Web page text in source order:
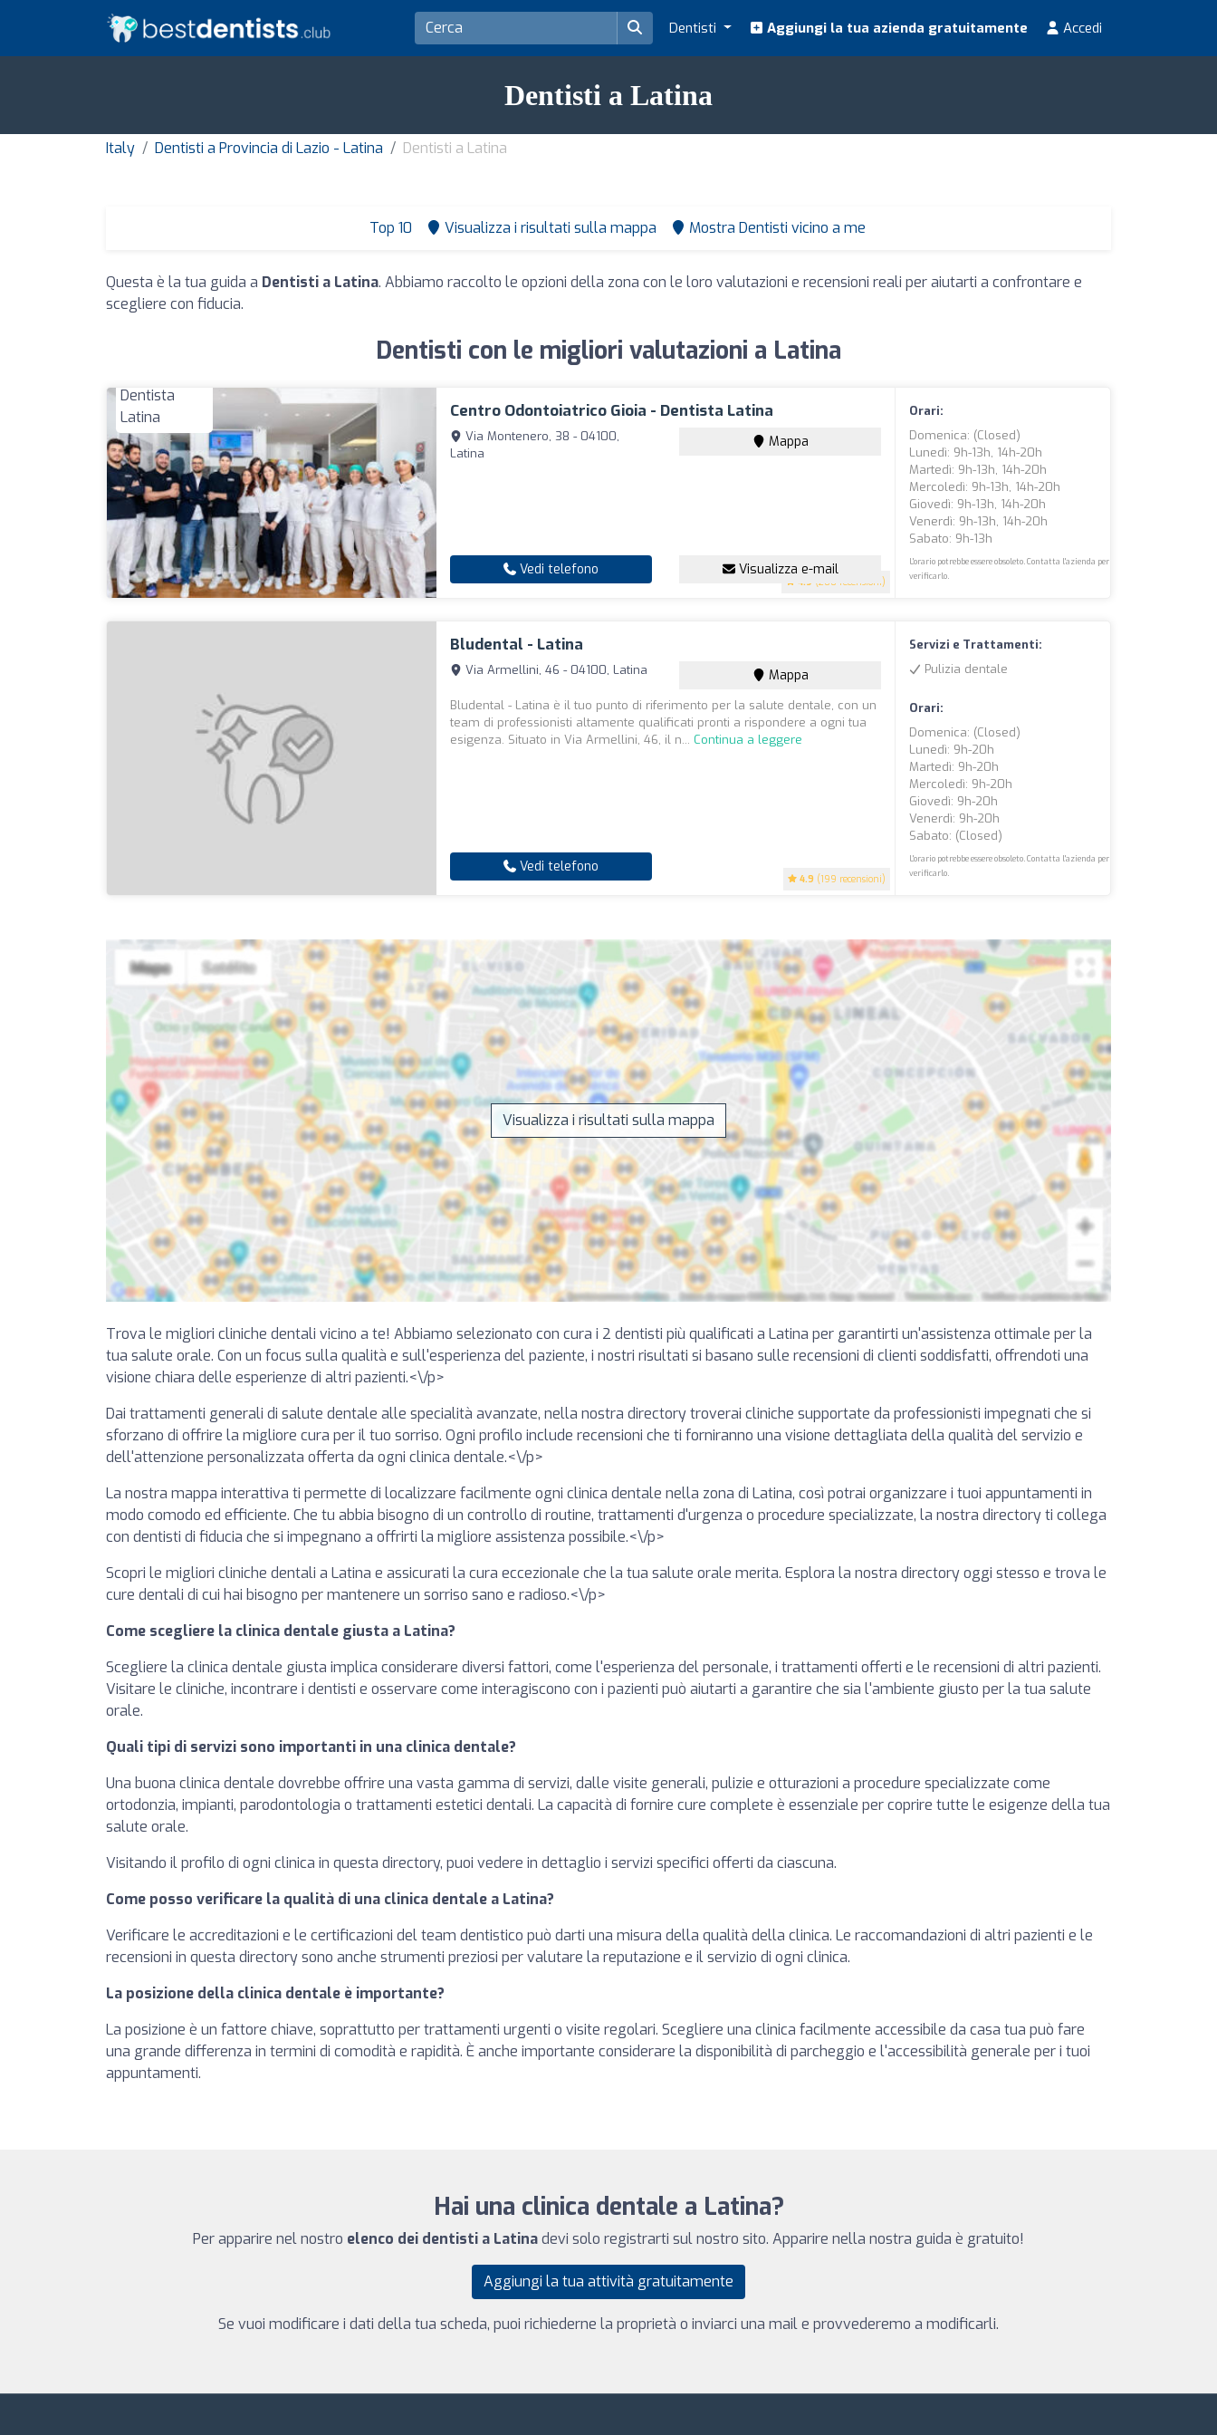
Dentisti Aggiungi la tua azienda gratuitamente Accedi
Dentisti a Latina
Italy Dentisti a Provincia di Lazio - Latina Dentisti a Latina
Top 10 Visualizza i risultati sulla mappa Mostra Dentisti vicino a me
Questa è la tua guida a Dentisti a Latina. Abbiamo raccolto le opzioni della zona con le loro valutazioni e recensioni reali per aiutarti a confrontare e
scegliere con fiducia.
Dentisti con le migliori valutazioni a Latina
Centro Odontoiatrico Gioia - Dentista Latina
4.9 (200 recensioni)
Via Montenero, 38 - 04100,
Latina
Mappa
Vedi telefono Visualizza e-mail
Orari:
Domenica: (closed)
Lunedì: 9h-13h, 14h-20h
Martedì: 9h-13h, 14h-20h
Mercoledì: 9h-13h, 14h-20h
Giovedì: 9h-13h, 14h-20h
Venerdì: 9h-13h, 14h-20h
Sabato: 9h-13h
L'orario potrebbe essere obsoleto. Contatta l'azienda per
verificarlo.
Bludental - Latina
4.9 (199 recensioni)
Via Armellini, 46 - 04100, Latina Mappa
Bludental - Latina è il tuo punto di riferimento per la salute dentale, con un
team di professionisti altamente qualificati pronti a rispondere a ogni tua
esigenza. Situato in Via Armellini, 46, il n... Continua a leggere
Vedi telefono
Servizi e Trattamenti:
Pulizia dentale
Orari:
Domenica: (closed)
Lunedì: 9h-20h
Martedì: 9h-20h
Mercoledì: 9h-20h
Giovedì: 9h-20h
Venerdì: 9h-20h
Sabato: (closed)
L'orario potrebbe essere obsoleto. Contatta l'azienda per
verificarlo.
Visualizza i risultati sulla mappa
Trova le migliori cliniche dentali vicino a te! Abbiamo selezionato con cura i 2 dentisti più qualificati a Latina per garantirti un'assistenza ottimale per la
tua salute orale. Con un focus sulla qualità e sull'esperienza del paziente, i nostri risultati si basano sulle recensioni di clienti soddisfatti, offrendoti una
visione chiara delle esperienze di altri pazienti.<\/p>
Dai trattamenti generali di salute dentale alle specialità avanzate, nella nostra directory troverai cliniche supportate da professionisti impegnati che si
sforzano di offrire la migliore cura per il tuo sorriso. Ogni profilo include recensioni che ti forniranno una visione dettagliata della qualità del servizio e
dell'attenzione personalizzata offerta da ogni clinica dentale.<\/p>
La nostra mappa interattiva ti permette di localizzare facilmente ogni clinica dentale nella zona di Latina, così potrai organizzare i tuoi appuntamenti in
modo comodo ed efficiente. Che tu abbia bisogno di un controllo di routine, trattamenti d'urgenza o procedure specializzate, la nostra directory ti collega
con dentisti di fiducia che si impegnano a offrirti la migliore assistenza possibile.<\/p>
Scopri le migliori cliniche dentali a Latina e assicurati la cura eccezionale che la tua salute orale merita. Esplora la nostra directory oggi stesso e trova le
cure dentali di cui hai bisogno per mantenere un sorriso sano e radioso.<\/p>
Come scegliere la clinica dentale giusta a Latina?
Scegliere la clinica dentale giusta implica considerare diversi fattori, come l'esperienza del personale, i trattamenti offerti e le recensioni di altri pazienti.
Visitare le cliniche, incontrare i dentisti e osservare come interagiscono con i pazienti può aiutarti a garantire che sia l'ambiente giusto per la tua salute
orale.
Quali tipi di servizi sono importanti in una clinica dentale?
Una buona clinica dentale dovrebbe offrire una vasta gamma di servizi, dalle visite generali, pulizie e otturazioni a procedure specializzate come
ortodonzia, impianti, parodontologia o trattamenti estetici dentali. La capacità di fornire cure complete è essenziale per coprire tutte le esigenze della tua
salute orale.
Visitando il profilo di ogni clinica in questa directory, puoi vedere in dettaglio i servizi specifici offerti da ciascuna.
Come posso verificare la qualità di una clinica dentale a Latina?
Verificare le accreditazioni e le certificazioni del team dentistico può darti una misura della qualità della clinica. Le raccomandazioni di altri pazienti e le
recensioni in questa directory sono anche strumenti preziosi per valutare la reputazione e il servizio di ogni clinica.
La posizione della clinica dentale è importante?
La posizione è un fattore chiave, soprattutto per trattamenti urgenti o visite regolari. Scegliere una clinica facilmente accessibile da casa tua può fare
una grande differenza in termini di comodità e rapidità. È anche importante considerare la disponibilità di parcheggio e l'accessibilità generale per i tuoi
appuntamenti.
Hai una clinica dentale a Latina?
Per apparire nel nostro elenco dei dentisti a Latinadevi solo registrarti sul nostro sito. Apparire nella nostra guida è gratuito!
Aggiungi la tua attività gratuitamente
Se vuoi modificare i dati della tua scheda, puoi richiederne la proprietà o inviarci una mail e provvederemo a modificarli.